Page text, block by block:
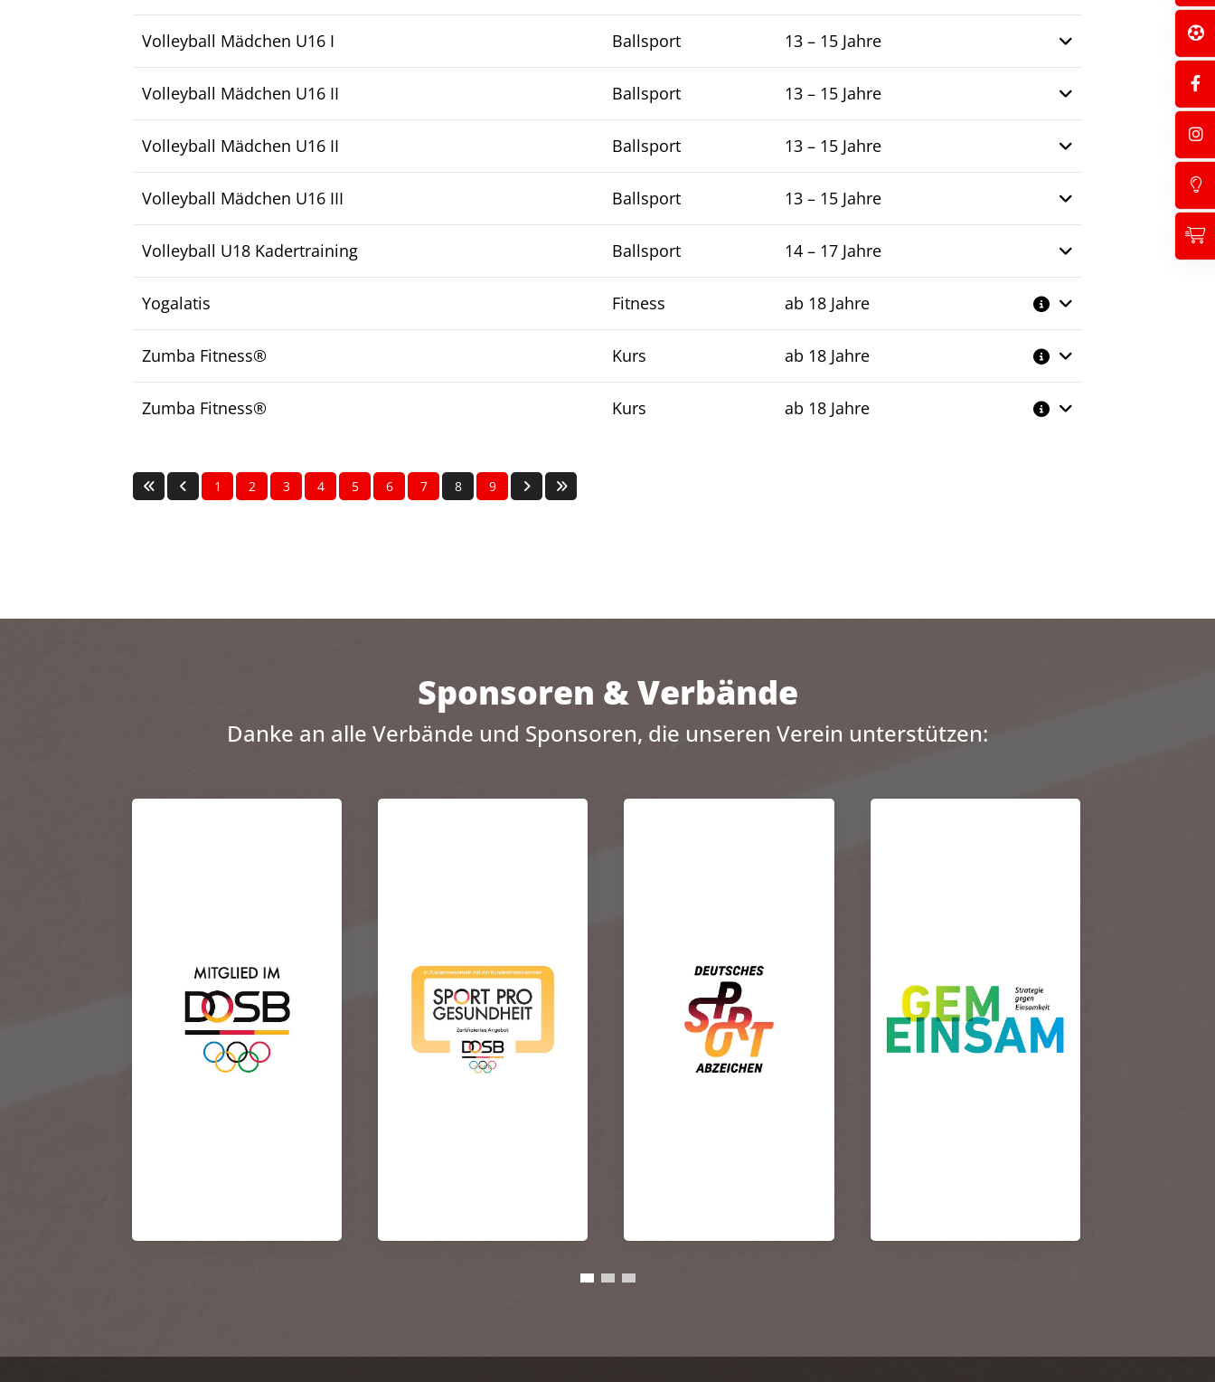
Volleyball Mädchen U16 I Ballsport 13 – 15 Jahre
Volleyball Mädchen U16 II Ballsport 13 – 15 Jahre
Volleyball Mädchen U16 II Ballsport 13 – 15 Jahre
Volleyball Mädchen U16 III Ballsport 13 – 15 Jahre
Volleyball U18 Kadertraining Ballsport 14 – 17 Jahre
Yogalatis Fitness ab 18 Jahre
Zumba Fitness® Kurs ab 18 Jahre
Zumba Fitness® Kurs ab 18 Jahre
1 2 3 4 5 6 7 8 9
Sponsoren & Verbände
Danke an alle Verbände und Sponsoren, die unseren Verein unterstützen: